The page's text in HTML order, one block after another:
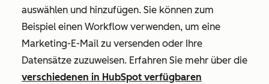
auswählen und hinzufügen. Sie können zum
Beispiel einen Workflow verwenden, um eine
Marketing-E-Mail zu versenden oder Ihre
Datensätze zuzuweisen. Erfahren Sie mehr über die
verschiedenen in HubSpot verfügbaren